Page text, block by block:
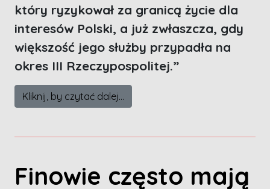
który ryzykował za granicą życie dla
interesów Polski, a już zwłaszcza, gdy
większość jego służby przypadła na
okres III Rzeczypospolitej.”
Kliknij, by czytać dalej...
Finowie często mają